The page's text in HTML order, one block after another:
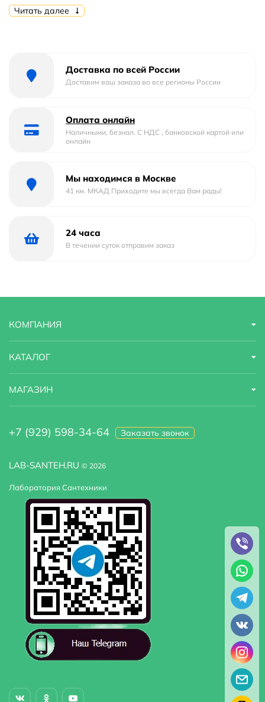
Расположение МЭМа (блока управления): слева.
Количество перекладин: 9.
Терморегулятор.
Нагревательный элемент: ТЭН.
Время разогрева: не более 30 мин.
Максимальная нагрузка на полотенцесушитель: не
более 5 кг.
10%.
Условия эксплуатации: от +5 до +40 градусов по
Монтаж: настенный.
В комплекте поставки:
Ключ ШГ №2,5.
Паспорт.
Читать далее
Доставка по всей России
Доставим ваш заказа во все регионы России
Оплата онлайн
Наличными, безнал. С НДС , банковской картой или
онлайн
Мы находимся в Москве
41 км. МКАД Приходите мы всегда Вам рады!
24 часа
В течении суток отправим заказ
LAB-SANTEH.RU © 2026
Лаборатория Сантехники
КОМПАНИЯ
КАТАЛОГ
МАГАЗИН
+7 (929) 598-34-64 Заказать звонок